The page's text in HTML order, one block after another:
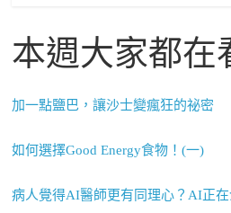
本週大家都在
加一點鹽巴，讓沙士變瘋狂的祕密
如何選擇Good Energy食物！(一)
病人覺得AI醫師更有同理心？AI正在